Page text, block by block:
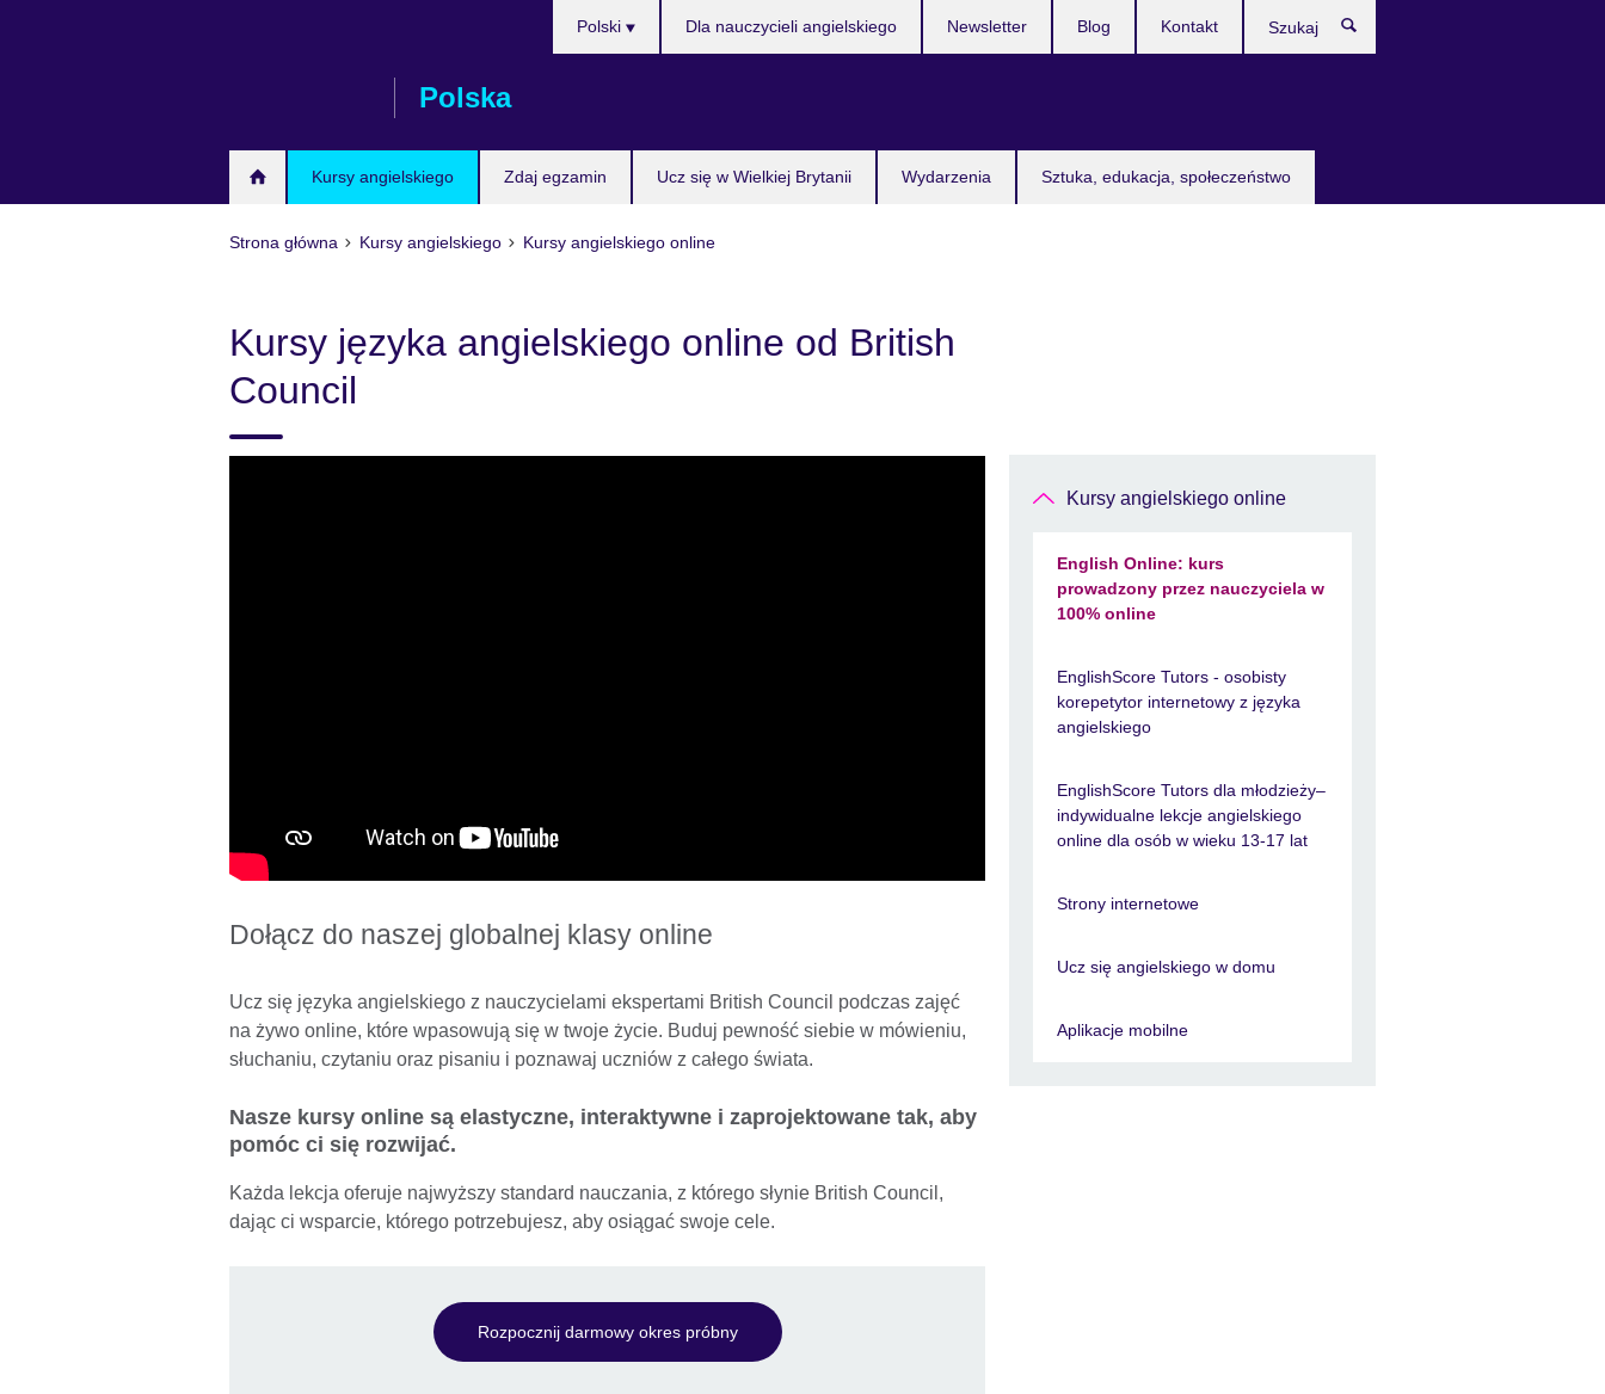
Polska
Kursy angielskiego Zdaj egzamin Ucz się w Wielkiej Brytanii Wydarzenia Sztuka, edukacja, społeczeństwo
Polski Dla nauczycieli angielskiego Newsletter Blog Kontakt
Strona główna Kursy angielskiego Kursy angielskiego online
Kursy języka angielskiego online od British
Council
Dołącz do naszej globalnej klasy online
Ucz się języka angielskiego z nauczycielami ekspertami British Council podczas zajęć
na żywo online, które wpasowują się w twoje życie. Buduj pewność siebie w mówieniu,
słuchaniu, czytaniu oraz pisaniu i poznawaj uczniów z całego świata.
Nasze kursy online są elastyczne, interaktywne i zaprojektowane tak, aby
pomóc ci się rozwijać.
Każda lekcja oferuje najwyższy standard nauczania, z którego słynie British Council,
dając ci wsparcie, którego potrzebujesz, aby osiągać swoje cele.
Rozpocznij darmowy okres próbny
Kursy angielskiego online
English Online: kurs
prowadzony przez nauczyciela w
100% online
EnglishScore Tutors - osobisty
korepetytor internetowy z języka
angielskiego
EnglishScore Tutors dla młodzieży–
indywidualne lekcje angielskiego
online dla osób w wieku 13-17 lat
Strony internetowe
Ucz się angielskiego w domu
Aplikacje mobilne